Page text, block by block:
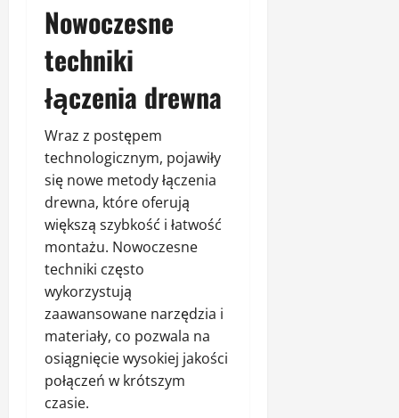
Nowoczesne
techniki
łączenia drewna
Wraz z postępem
technologicznym, pojawiły
się nowe metody łączenia
drewna, które oferują
większą szybkość i łatwość
montażu. Nowoczesne
techniki często
wykorzystują
zaawansowane narzędzia i
materiały, co pozwala na
osiągnięcie wysokiej jakości
połączeń w krótszym
czasie.